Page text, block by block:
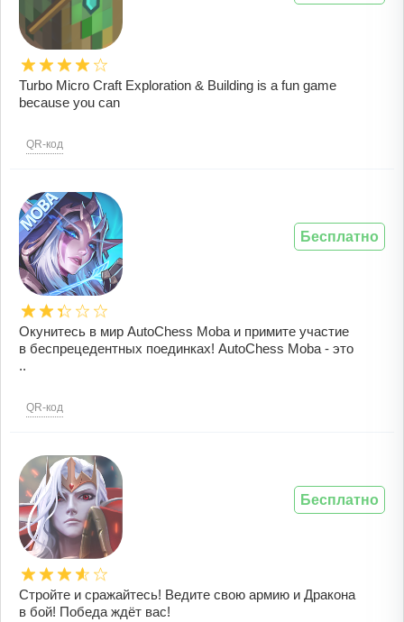
Turbo Micro Craft Exploration & Building is a fun game
because you can
QR-код
Окунитесь в мир AutoChess Moba и примите участие
в беспрецедентных поединках! AutoChess Moba - это
..
QR-код
Бесплатно
Стройте и сражайтесь! Ведите свою армию и Дракона
в бой! Победа ждёт вас!
Бесплатно